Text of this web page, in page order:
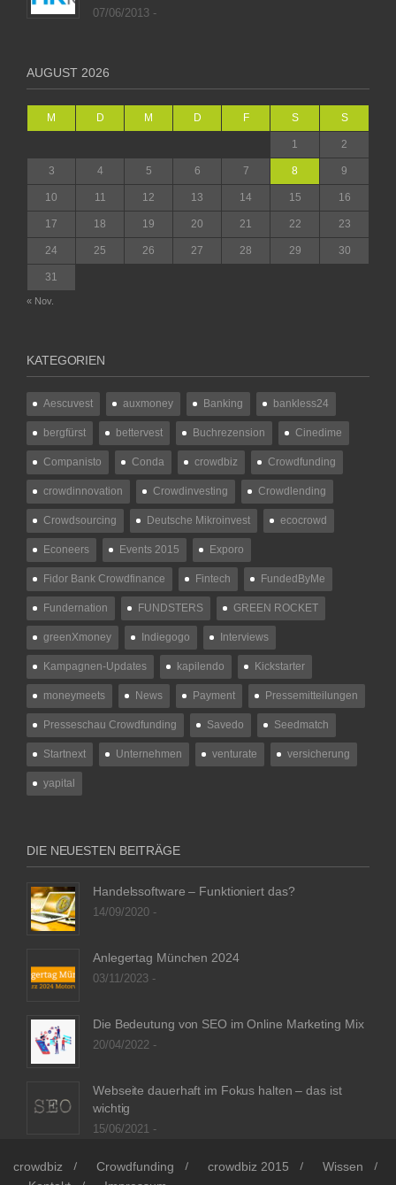
07/06/2013 -
AUGUST 2026
M D M D F S S
1 2
3 4 5 6 7 8 9
10 11 12 13 14 15 16
17 18 19 20 21 22 23
24 25 26 27 28 29 30
31
« Nov.
KATEGORIEN
Aescuvest auxmoney Banking bankless24
bergfürst bettervest Buchrezension Cinedime
Companisto Conda crowdbiz Crowdfunding
crowdinnovation Crowdinvesting Crowdlending
Crowdsourcing Deutsche Mikroinvest ecocrowd
Econeers Events 2015 Exporo
Fidor Bank Crowdfinance Fintech FundedByMe
Fundernation FUNDSTERS GREEN ROCKET
greenXmoney Indiegogo Interviews
Kampagnen-Updates kapilendo Kickstarter
moneymeets News Payment Pressemitteilungen
Presseschau Crowdfunding Savedo Seedmatch
Startnext Unternehmen venturate versicherung
yapital
DIE NEUESTEN BEITRÄGE
Handelssoftware – Funktioniert das?
14/09/2020 -
Anlegertag München 2024
03/11/2023 -
Die Bedeutung von SEO im Online Marketing Mix
20/04/2022 -
Webseite dauerhaft im Fokus halten – das ist
wichtig
15/06/2021 -
crowdbiz Crowdfunding crowdbiz 2015
Wissen